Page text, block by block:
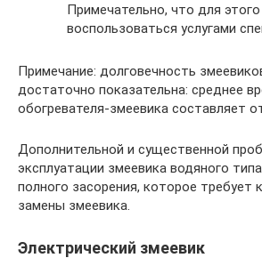
Примечательно, что для
воспользоваться услугами
Примечание: долговечность
достаточно показательна: среднее
обогревателя-змеевика составляет
Дополнительной и существенной
эксплуатации змеевика водяного
полного засорения, которое требует
замены змеевика.
Электрический змеевик